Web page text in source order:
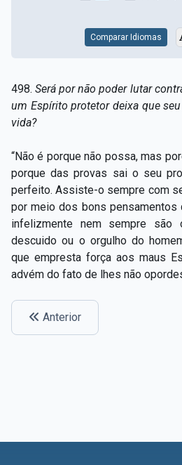
Comparar Idiomas
498.Será por não poder lutar
um Espírito protetor deixa que
vida?
“Não é porque não possa, mas
porque das provas sai o seu
perfeito. Assiste-o sempre com
por meio dos bons pensamentos
infelizmente nem sempre são
descuido ou o orgulho do
que empresta força aos maus
advém do fato de lhes não
Anterior